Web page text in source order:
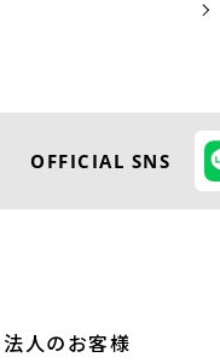
OFFICIAL SNS
法人のお客様